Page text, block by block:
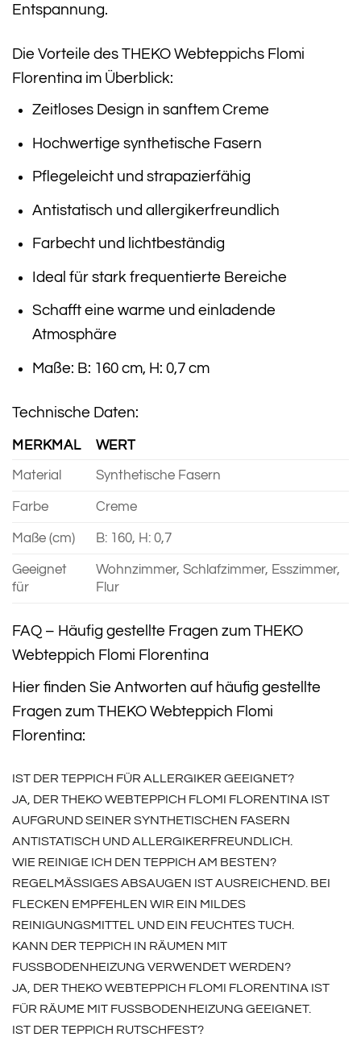
Entspannung.
Die Vorteile des THEKO Webteppichs Flomi
Florentina im Überblick:
Zeitloses Design in sanftem Creme
Hochwertige synthetische Fasern
Pflegeleicht und strapazierfähig
Antistatisch und allergikerfreundlich
Farbecht und lichtbeständig
Ideal für stark frequentierte Bereiche
Schafft eine warme und einladende
Atmosphäre
Maße: B: 160 cm, H: 0,7 cm
Technische Daten:
MERKMAL WERT
Material Synthetische Fasern
Farbe Creme
Maße (cm) B: 160, H: 0,7
Geeignet
für
Wohnzimmer, Schlafzimmer, Esszimmer,
Flur
FAQ – Häufig gestellte Fragen zum THEKO
Webteppich Flomi Florentina
Hier finden Sie Antworten auf häufig gestellte
Fragen zum THEKO Webteppich Flomi
Florentina:
IST DER TEPPICH FÜR ALLERGIKER GEEIGNET?
JA, DER THEKO WEBTEPPICH FLOMI FLORENTINA IST
AUFGRUND SEINER SYNTHETISCHEN FASERN
ANTISTATISCH UND ALLERGIKERFREUNDLICH.
WIE REINIGE ICH DEN TEPPICH AM BESTEN?
REGELMÄSSIGES ABSAUGEN IST AUSREICHEND. BEI F
LECKEN EMPFEHLEN WIR EIN MILDES R
EINIGUNGSMITTEL UND EIN FEUCHTES TUCH.
KANN DER TEPPICH IN RÄUMEN MIT
FUSSBODENHEIZUNG VERWENDET WERDEN?
JA, DER THEKO WEBTEPPICH FLOMI FLORENTINA IST
FÜR RÄUME MIT FUSSBODENHEIZUNG GEEIGNET.
IST DER TEPPICH RUTSCHFEST?